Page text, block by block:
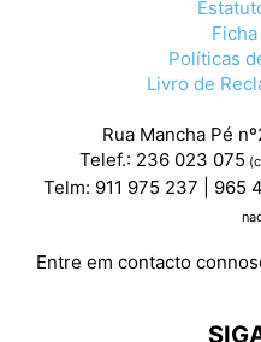
Políticas
Livro de
Rua Mancha Pé
Telef.: 236 023 075
Telm: 911 975 237 | 965
Entre em contacto